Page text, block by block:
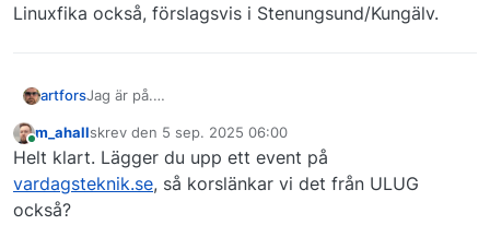
Linuxfika också, förslagsvis i Stenungsund/Kungälv.
artforsJag är på.
Linuxfika också, förslagsvis i Stenungsund/Kungälv.
Online
m_ahallskrev den 5 sep. 2025 06:00
Senaste redigerad av
Helt klart. Lägger du upp ett event på
vardagsteknik.se, så korslänkar vi det från ULUG
också?